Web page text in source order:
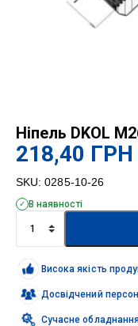
Ніпель DKOL
218,40 ГРН
SKU: 0285-10-26
В наявності
DKOL
M26x1.5
45*
dn
16
кількість
Висока якість
Досвідчений
Сучасне